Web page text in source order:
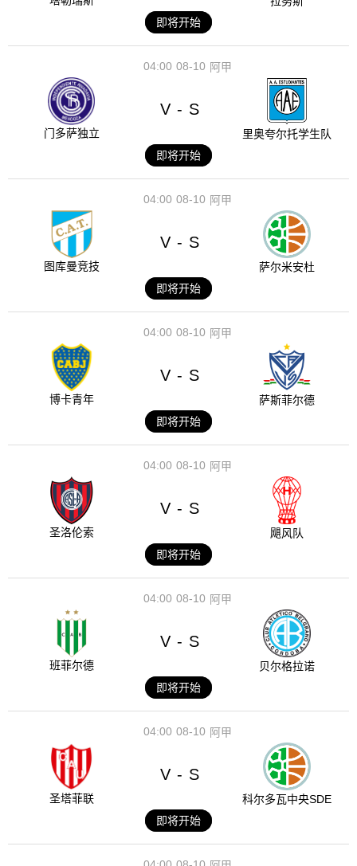
即将开始
08-10
04:00 阿甲
门多萨独立
V - S
里奥夸尔托学生队
即将开始
08-10
04:00 阿甲
图库曼竞技
V - S
萨尔米安杜
即将开始
08-10
04:00 阿甲
博卡青年
V - S
萨斯菲尔德
即将开始
08-10
04:00 阿甲
圣洛伦索
V - S
飓风队
即将开始
08-10
04:00 阿甲
班菲尔德
V - S
贝尔格拉诺
即将开始
08-10
04:00 阿甲
圣塔菲联
V - S
科尔多瓦中央SDE
即将开始